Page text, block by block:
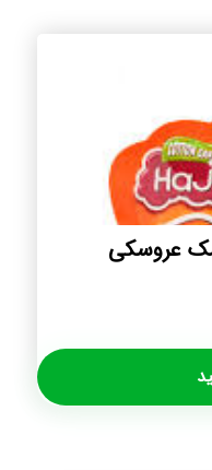
عروسکی